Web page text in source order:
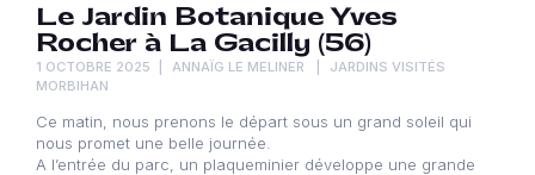
Le Jardin Botanique Yves
Rocher à La Gacilly (56)
1 OCTOBRE 2025 ANNAÏG LE MELINER
JARDINS VISITÉS
MORBIHAN
Ce matin, nous prenons le départ sous un grand soleil qui
nous promet une belle journée.
A l’entrée du parc, un plaqueminier développe une grande